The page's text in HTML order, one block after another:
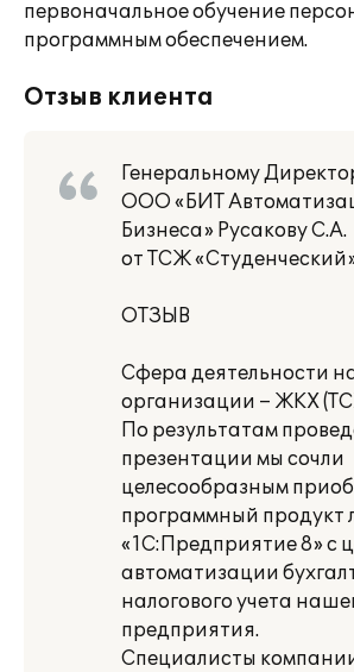
первоначальное обучение
программным обеспечением.
Отзыв клиента
Генеральному
ООО «БИТ
Бизнеса» Русакову С.А.
от ТСЖ
ОТЗЫВ
Сфера деятельности
организации – ЖКХ
По результатам
презентации мы сочли
целесообразным
программный продукт
«1С:Предприятие 8» с
автоматизации
налогового учета
предприятия.
Специалисты